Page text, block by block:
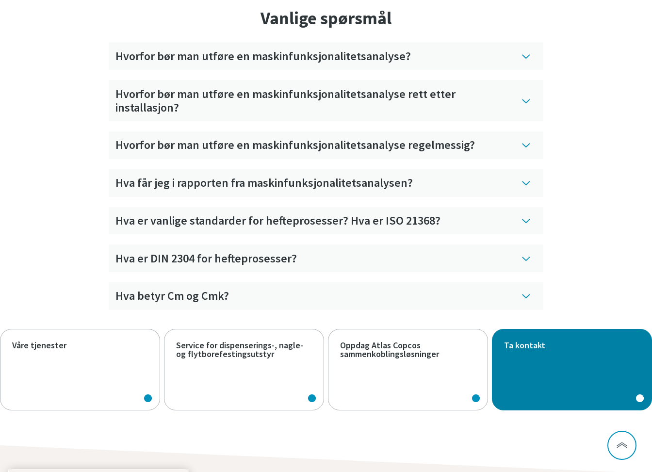
Vanlige spørsmål
Hvorfor bør man utføre en maskinfunksjonalitetsanalyse?
Hvorfor bør man utføre en maskinfunksjonalitetsanalyse rett etter
installasjon?
Hvorfor bør man utføre en maskinfunksjonalitetsanalyse regelmessig?
Hva får jeg i rapporten fra maskinfunksjonalitetsanalysen?
Hva er vanlige standarder for hefteprosesser? Hva er ISO 21368?
Hva er DIN 2304 for hefteprosesser?
Hva betyr Cm og Cmk?
Våre tjenester Service for dispenserings-, nagle-
og flytborefestingsutstyr
Oppdag Atlas Copcos
sammenkoblingsløsninger
Ta kontakt